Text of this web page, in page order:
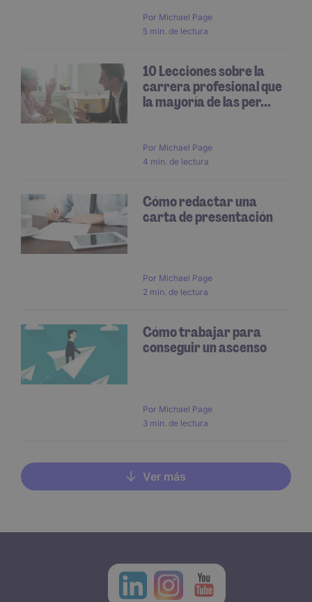
Por Michael Page
5 min. de lectura
10 Lecciones sobre la
carrera profesional que
la mayoría de las per...
Por Michael Page
4 min. de lectura
Cómo redactar una
carta de presentación
Por Michael Page
2 min. de lectura
Cómo trabajar para
conseguir un ascenso
Por Michael Page
3 min. de lectura
Ver más